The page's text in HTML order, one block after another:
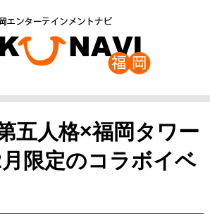
五人格×福岡タワー
月限定のコラボイベ